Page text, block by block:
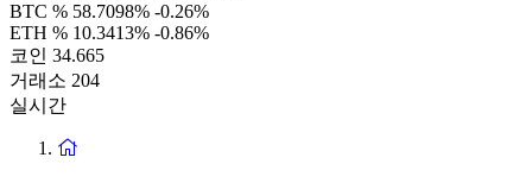
BTC % 58.7098% -0.26%
ETH % 10.3413% -0.86%
코인 34.665
거래소 204
실시간